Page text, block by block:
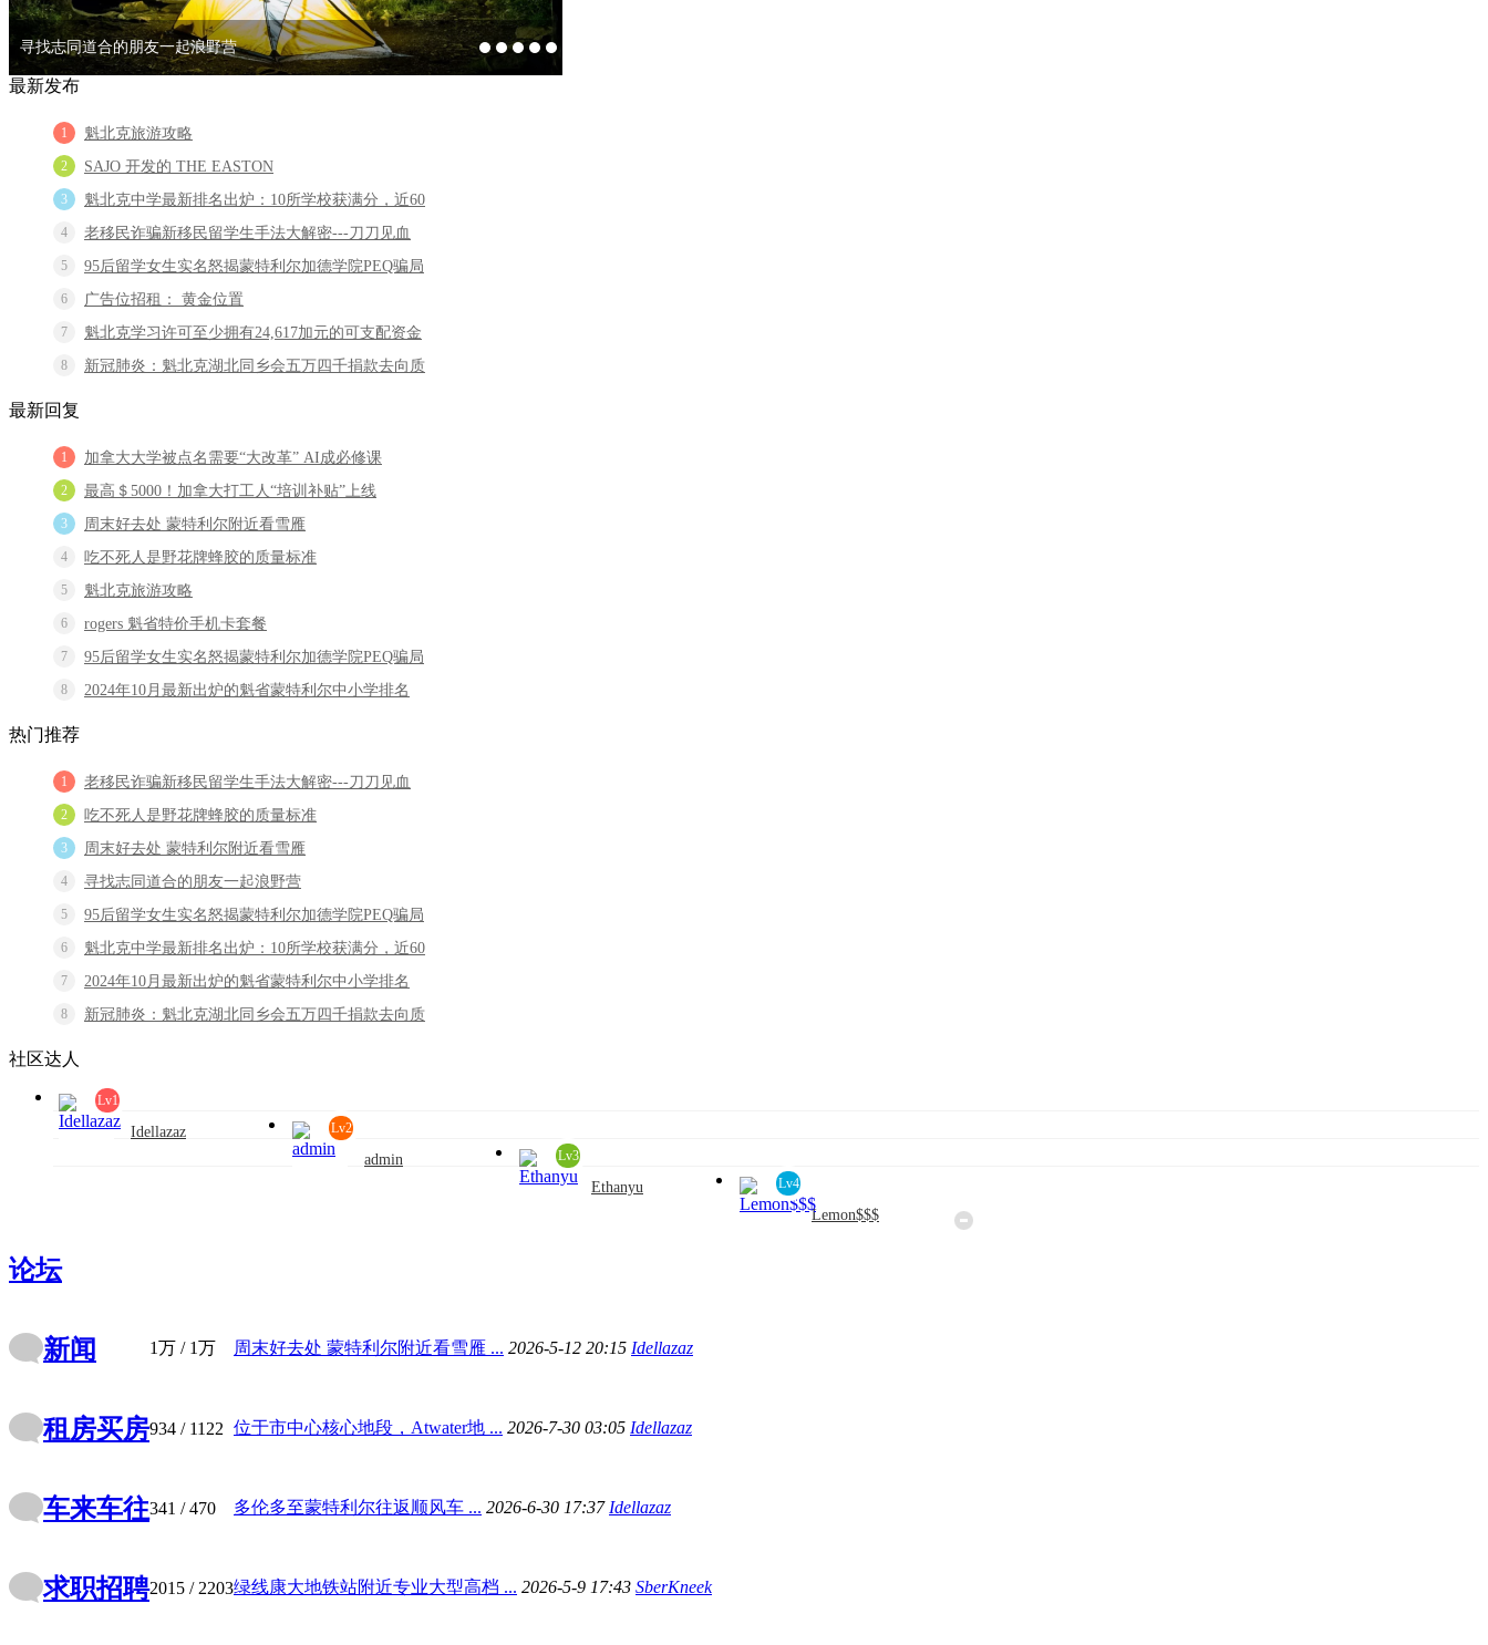
魁北克旅游攻略
SAJO 开发的 THE EASTON
魁北克中学最新排名出炉：10所学校获满分，近60所排名
95后留学女生实名怒揭蒙特利尔加德学院PEQ骗局！！
寻找志同道合的朋友一起浪野营
1
5
最新发布
1 魁北克旅游攻略
2 SAJO 开发的 THE EASTON
3 魁北克中学最新排名出炉：10所学校获满分，近60
4 老移民诈骗新移民留学生手法大解密---刀刀见血
5 95后留学女生实名怒揭蒙特利尔加德学院PEQ骗局
6 广告位招租： 黄金位置
7 魁北克学习许可至少拥有24,617加元的可支配资金
8 新冠肺炎：魁北克湖北同乡会五万四千捐款去向质
最新回复
1 加拿大大学被点名需要“大改革” AI成必修课
2 最高＄5000！加拿大打工人“培训补贴”上线
3 周末好去处 蒙特利尔附近看雪雁
4 吃不死人是野花牌蜂胶的质量标准
5 魁北克旅游攻略
6 rogers 魁省特价手机卡套餐
7 95后留学女生实名怒揭蒙特利尔加德学院PEQ骗局
8 2024年10月最新出炉的魁省蒙特利尔中小学排名
热门推荐
1 老移民诈骗新移民留学生手法大解密---刀刀见血
2 吃不死人是野花牌蜂胶的质量标准
3 周末好去处 蒙特利尔附近看雪雁
4 寻找志同道合的朋友一起浪野营
5 95后留学女生实名怒揭蒙特利尔加德学院PEQ骗局
6 魁北克中学最新排名出炉：10所学校获满分，近60
7 2024年10月最新出炉的魁省蒙特利尔中小学排名
8 新冠肺炎：魁北克湖北同乡会五万四千捐款去向质
社区达人
Lv1
Idellazaz Lv2
admin Lv3
Ethanyu Lv4
Lemon$$$
论坛
新闻 1万 / 1万 周末好去处 蒙特利尔附近看雪雁 ... 2026-5-12 20:15 Idellazaz
租房买房934 / 1122 位于市中心核心地段，Atwater地 ... 2026-7-30 03:05 Idellazaz
车来车往341 / 470 多伦多至蒙特利尔往返顺风车 ... 2026-6-30 17:37 Idellazaz
求职招聘2015 / 2203绿线康大地铁站附近专业大型高档 ... 2026-5-9 17:43 SberKneek